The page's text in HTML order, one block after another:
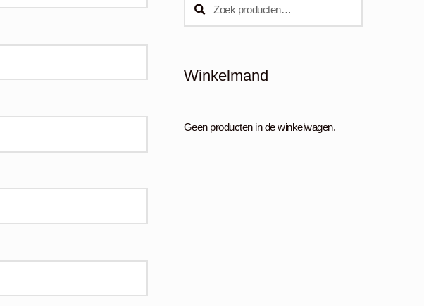
naar:
Zoeken
Winkelmand
Geen producten in de winkelwagen.